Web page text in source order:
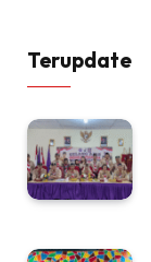
Terupdate